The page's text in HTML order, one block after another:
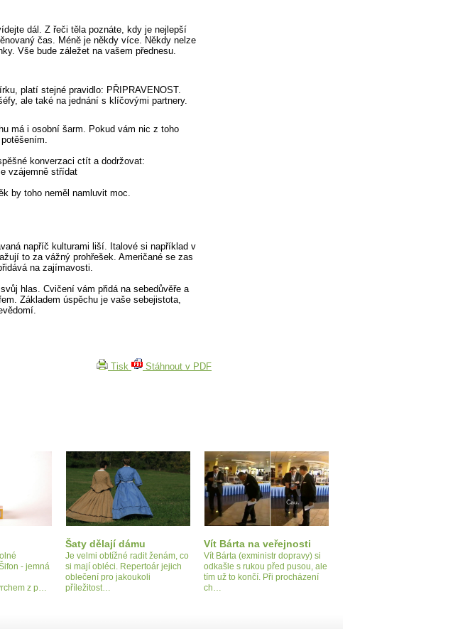
dál. Z řeči těla poznáte, kdy je nejlepší
čas. Méně je někdy více. Někdy nelze
Vše bude záležet na vašem přednesu.
platí stejné pravidlo: PŘIPRAVENOST.
ale také na jednání s klíčovými partnery.
má i osobní šarm. Pokud vám nic z toho
konverzaci ctít a dodržovat:
vzájemně střídat
by toho neměl namluvit moc.
napříč kulturami liší. Italové si například v
to za vážný prohřešek. Američané se zas
na zajímavosti.
hlas. Cvičení vám přidá na sebedůvěře a
Základem úspěchu je vaše sebejistota,
Tisk Stáhnout v PDF
- jemná
z p…
Šaty dělají dámu
Je velmi obtížné radit ženám, co
si mají obléci. Repertoár jejich
oblečení pro jakoukoli
příležitost…
Vít Bárta na veřejnosti
Vít Bárta (exministr dopravy) si
odkašle s rukou před pusou, ale
tím už to končí. Při procházení
ch…